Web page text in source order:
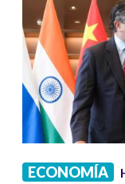
ECONOMÍA